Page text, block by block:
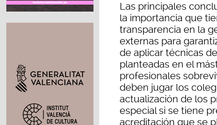
Las principales
la importancia que
transparencia en la
externas para
de aplicar técnicas
planteadas en el
profesionales
deben jugar los
actualización de los
especial si se tiene
acreditación que se